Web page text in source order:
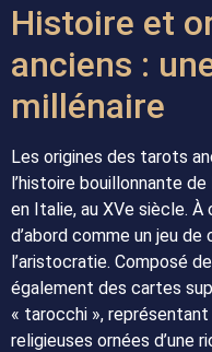
Histoire et
anciens :
millénaire
Les origines des tarots
l’histoire bouillonnante
en Italie, au XVe siècle.
d’abord comme un jeu
l’aristocratie. Composé
également des cartes
« tarocchi »,
religieuses ornées d’une